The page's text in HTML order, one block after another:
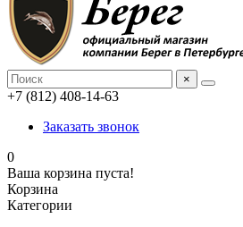
×
+7 (812) 408-14-63
Заказать звонок
0
Ваша корзина пуста!
Корзина
Категории